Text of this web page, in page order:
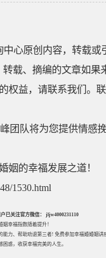
心原创内容，转载
载、摘编的文章如
权益，请联系我们。
团队将为您提供情
姻的幸福发展之道！
1530.html
已关注官方微信： jljw4000231110
幸福指数随着提升！
能力、帮助劝退第三者! 免费参加幸福婚婚姻讲
惑，收获幸福完美的人生。